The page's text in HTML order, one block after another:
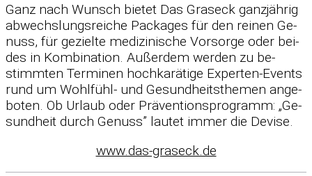
Ganz nach Wunsch bie­tet Das Gras­eck ganz­jäh­rig
ab­wechs­lungs­rei­che Packa­ges für den rei­nen Ge­
nuss, für ge­zielte me­di­zi­ni­sche Vor­sorge oder bei­
des in Kom­bi­na­tion. Au­ßer­dem wer­den zu be­
stimm­ten Ter­mi­nen hoch­ka­rä­tige Ex­per­ten-Events
rund um Wohl­fühl- und Ge­sund­heits­the­men an­ge­
bo­ten. Ob Ur­laub oder Prä­ven­ti­ons­pro­gramm: „Ge­
sund­heit durch Ge­nuss” lau­tet im­mer die De­vise.
www.das-graseck.de